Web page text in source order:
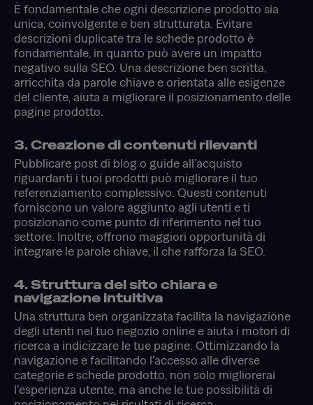
È fondamentale che ogni descrizione prodotto sia
unica, coinvolgente e ben strutturata. Evitare
descrizioni duplicate tra le schede prodotto è
fondamentale, in quanto può avere un impatto
negativo sulla SEO. Una descrizione ben scritta,
arricchita da parole chiave e orientata alle esigenze
del cliente, aiuta a migliorare il posizionamento delle
pagine prodotto.
3. Creazione di contenuti rilevanti
Pubblicare post di blog o guide all’acquisto
riguardanti i tuoi prodotti può migliorare il tuo
referenziamento complessivo. Questi contenuti
forniscono un valore aggiunto agli utenti e ti
posizionano come punto di riferimento nel tuo
settore. Inoltre, offrono maggiori opportunità di
integrare le parole chiave, il che rafforza la SEO.
4. Struttura del sito chiara e
navigazione intuitiva
Una struttura ben organizzata facilita la navigazione
degli utenti nel tuo negozio online e aiuta i motori di
ricerca a indicizzare le tue pagine. Ottimizzando la
navigazione e facilitando l’accesso alle diverse
categorie e schede prodotto, non solo migliorerai
l’esperienza utente, ma anche le tue possibilità di